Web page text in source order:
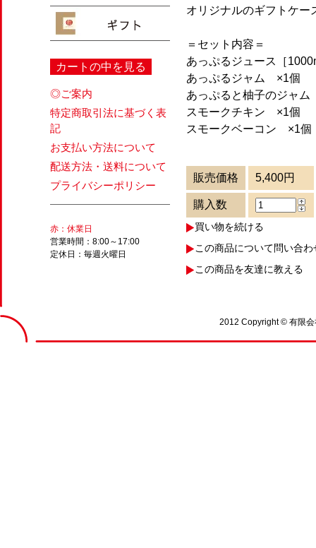
カートの中を見る
◎ご案内
特定商取引法に基づく表
記
お支払い方法について
配送方法・送料について
プライバシーポリシー
赤：休業日
営業時間：8:00～17:00
定休日：毎週火曜日
オリジナルのギフトケー
＝セット内容＝
あっぷるジュース［
あっぷるジャム ×1個
あっぷると柚子のジャ
スモークチキン ×1個
スモークベーコン ×1個
販売価格 5,400円
購入数
買い物を続ける
この商品について問い合わ
この商品を友達に教える
2012 Copyright © 有限